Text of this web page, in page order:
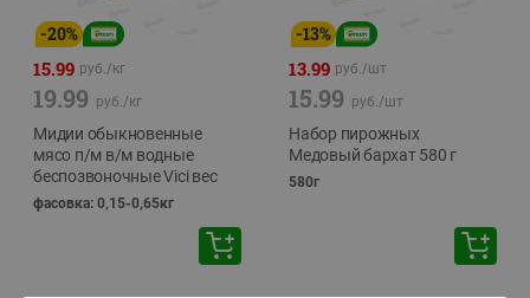
-20%
15.99 руб./кг
19.99 руб./кг
Мидии обыкновенные
мясо п/м в/м водные
беспозвоночные Vici вес
фасовка: 0,15-0,65кг
-13%
13.99 руб./шт
15.99 руб./шт
Набор пирожных
Медовый бархат 580 г
580г